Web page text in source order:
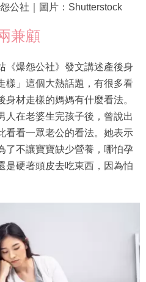
公社｜圖片：Shutterstock
兼顧
《爆怨公社》發文講述產後身
樣」這個大熱話題，有很多看
材走樣的媽媽有什麼看法。
人在老婆生完孩子後，曾說出
看看一眾老公的看法。她表示
了不讓寶寶缺少營養，哪怕孕
是硬著頭皮去吃東西，因為怕